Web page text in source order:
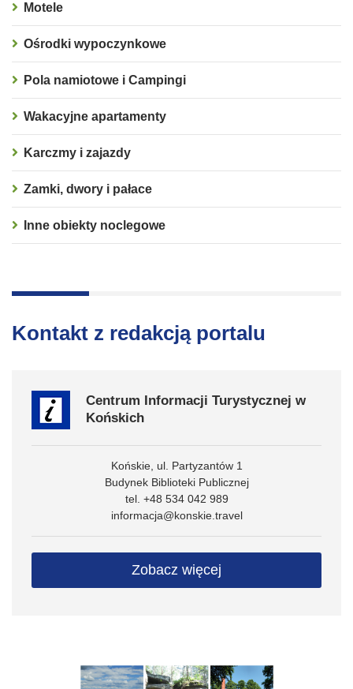
Motele
Ośrodki wypoczynkowe
Pola namiotowe i Campingi
Wakacyjne apartamenty
Karczmy i zajazdy
Zamki, dwory i pałace
Inne obiekty noclegowe
Kontakt z redakcją portalu
Centrum Informacji Turystycznej w
Końskich
Końskie, ul. Partyzantów 1
Budynek Biblioteki Publicznej
tel. +48 534 042 989
informacja@konskie.travel
Zobacz więcej